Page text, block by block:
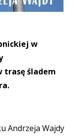
w
trasę śladem
Andrzeja Wajdy